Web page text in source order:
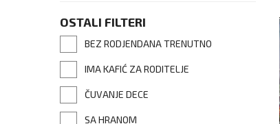
OSTALI FILTERI
BEZ RODJENDANA TRENUTNO
IMA KAFIĆ ZA RODITELJE
ČUVANJE DECE
SA HRANOM